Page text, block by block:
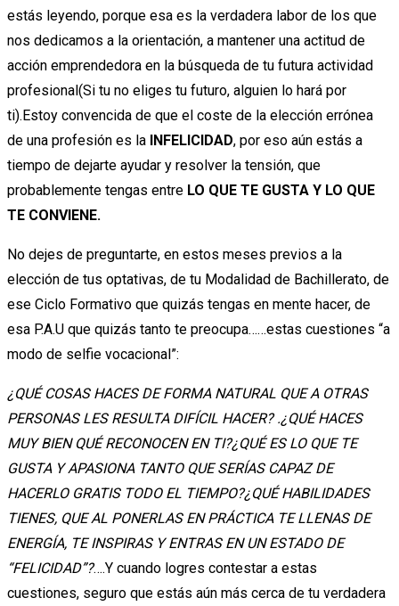
estás leyendo, porque esa es la verdadera labor de los que
nos dedicamos a la orientación, a mantener una actitud de
acción emprendedora en la búsqueda de tu futura actividad
profesional(Si tu no eliges tu futuro, alguien lo hará por
ti).Estoy convencida de que el coste de la elección errónea
de una profesión es la INFELICIDAD, por eso aún estás a
tiempo de dejarte ayudar y resolver la tensión, que
probablemente tengas entre LO QUE TE GUSTA Y LO QUE
TE CONVIENE.
No dejes de preguntarte, en estos meses previos a la
elección de tus optativas, de tu Modalidad de Bachillerato, de
ese Ciclo Formativo que quizás tengas en mente hacer, de
esa P.A.U que quizás tanto te preocupa……estas cuestiones “a
modo de selfie vocacional”:
¿QUÉ COSAS HACES DE FORMA NATURAL QUE A OTRAS
PERSONAS LES RESULTA DIFÍCIL HACER? .¿QUÉ HACES
MUY BIEN QUÉ RECONOCEN EN TI?¿QUÉ ES LO QUE TE
GUSTA Y APASIONA TANTO QUE SERÍAS CAPAZ DE
HACERLO GRATIS TODO EL TIEMPO?¿QUÉ HABILIDADES
TIENES, QUE AL PONERLAS EN PRÁCTICA TE LLENAS DE
ENERGÍA, TE INSPIRAS Y ENTRAS EN UN ESTADO DE
“FELICIDAD”?….Y cuando logres contestar a estas
cuestiones, seguro que estás aún más cerca de tu verdadera